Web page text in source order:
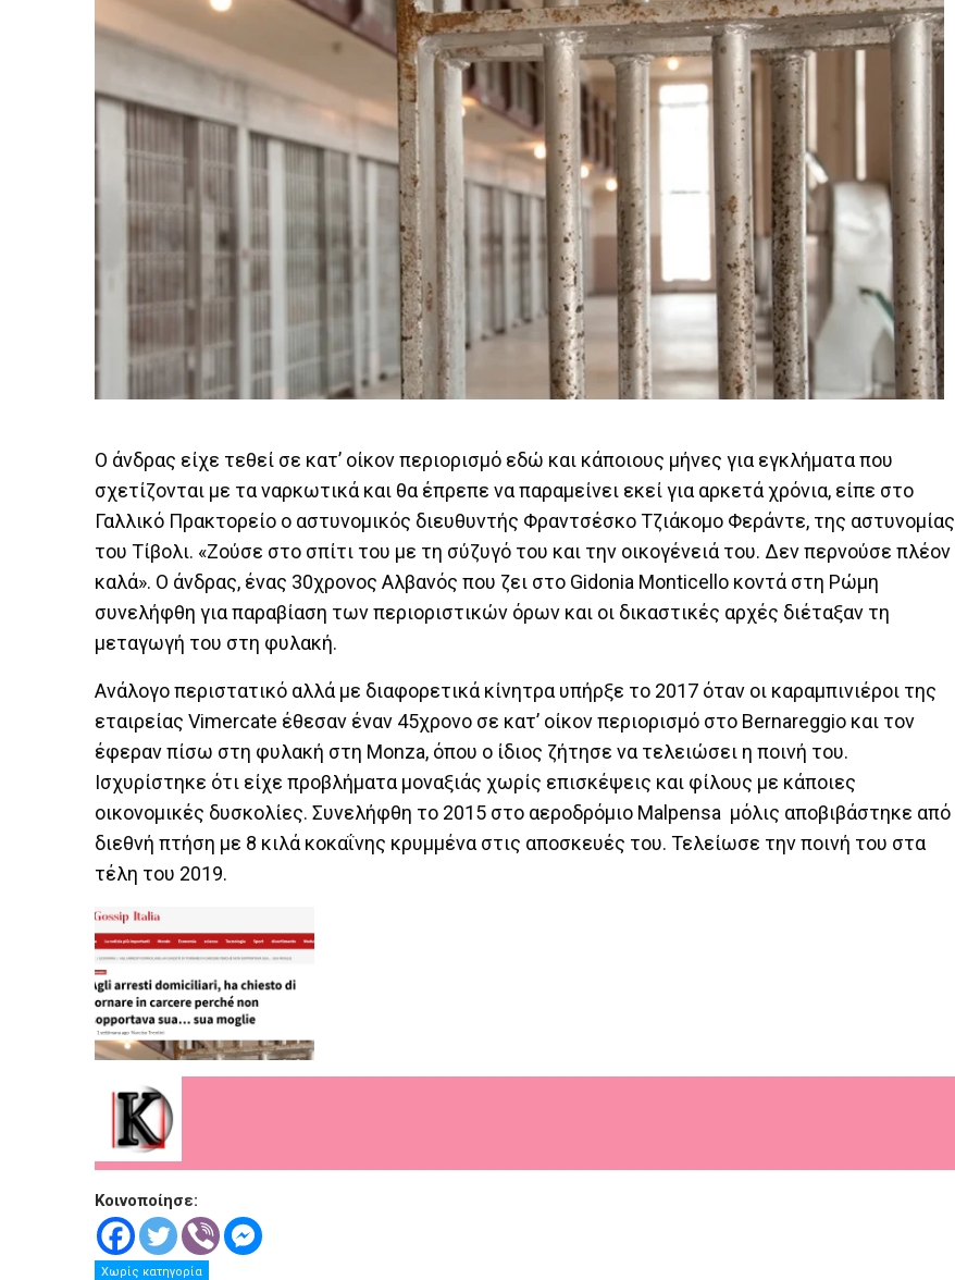
Ο άνδρας είχε τεθεί σε κατ’ οίκον περιορισμό εδώ και κάποιους μήνες για εγκλήματα που
σχετίζονται με τα ναρκωτικά και θα έπρεπε να παραμείνει εκεί για αρκετά χρόνια, είπε στο
Γαλλικό Πρακτορείο ο αστυνομικός διευθυντής Φραντσέσκο Τζιάκομο Φεράντε, της αστυνομίας
του Τίβολι. «Ζούσε στο σπίτι του με τη σύζυγό του και την οικογένειά του. Δεν περνούσε πλέον
καλά». Ο άνδρας, ένας 30χρονος Αλβανός που ζει στο Gidonia Monticello κοντά στη Ρώμη
συνελήφθη για παραβίαση των περιοριστικών όρων και οι δικαστικές αρχές διέταξαν τη
μεταγωγή του στη φυλακή.
Ανάλογο περιστατικό αλλά με διαφορετικά κίνητρα υπήρξε το 2017 όταν οι καραμπινιέροι της
εταιρείας Vimercate έθεσαν έναν 45χρονο σε κατ’ οίκον περιορισμό στο Bernareggio και τον
έφεραν πίσω στη φυλακή στη Monza, όπου ο ίδιος ζήτησε να τελειώσει η ποινή του.
Ισχυρίστηκε ότι είχε προβλήματα μοναξιάς χωρίς επισκέψεις και φίλους με κάποιες
οικονομικές δυσκολίες. Συνελήφθη το 2015 στο αεροδρόμιο Malpensa μόλις αποβιβάστηκε από
διεθνή πτήση με 8 κιλά κοκαΐνης κρυμμένα στις αποσκευές του. Τελείωσε την ποινή του στα
τέλη του 2019.
Κοινοποίησε:
Χωρίς κατηγορία